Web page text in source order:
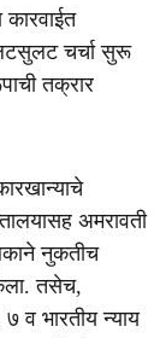
कारवाईत
चर्चा सुरू
तक्रार
अमरावती
नुकतीच
तसेच,
व भारतीय न्याय